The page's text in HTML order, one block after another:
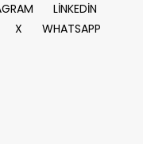
LİNKEDİN
X
WHATSAPP